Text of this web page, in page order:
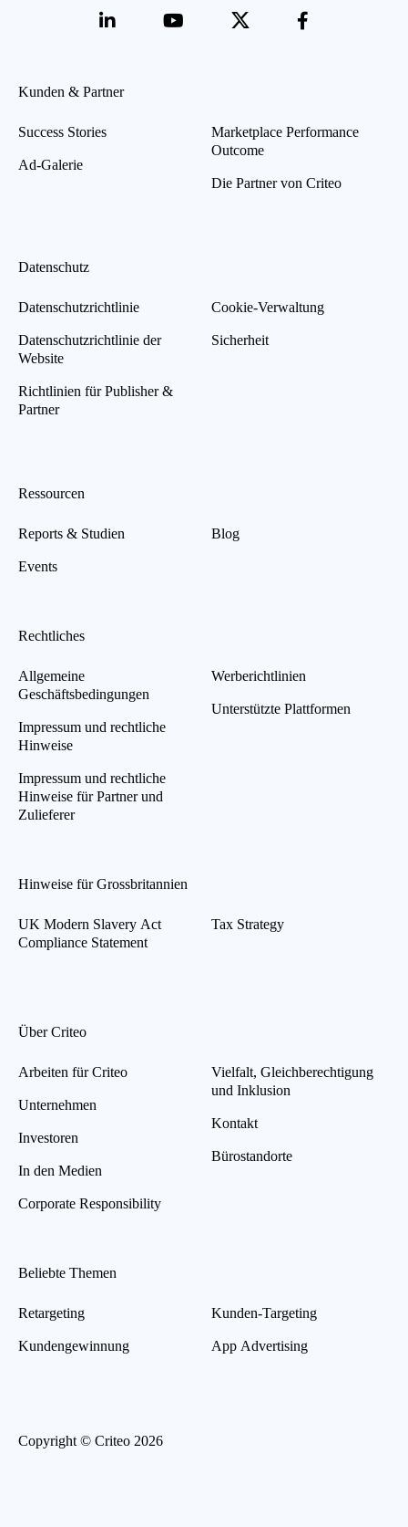
Kunden & Partner
Success Stories
Ad-Galerie
Marketplace Performance
Outcome
Die Partner von Criteo
Datenschutz
Datenschutzrichtlinie
Datenschutzrichtlinie der
Website
Richtlinien für Publisher &
Partner
Cookie-Verwaltung
Sicherheit
Ressourcen
Reports & Studien
Events
Blog
Rechtliches
Allgemeine
Geschäftsbedingungen
Impressum und rechtliche
Hinweise
Impressum und rechtliche
Hinweise für Partner und
Zulieferer
Werberichtlinien
Unterstützte Plattformen
Hinweise für Grossbritannien
UK Modern Slavery Act
Compliance Statement
Tax Strategy
Über Criteo
Arbeiten für Criteo
Unternehmen
Investoren
In den Medien
Corporate Responsibility
Vielfalt, Gleichberechtigung
und Inklusion
Kontakt
Bürostandorte
Beliebte Themen
Retargeting
Kundengewinnung
Kunden-Targeting
App Advertising
Copyright © Criteo 2026